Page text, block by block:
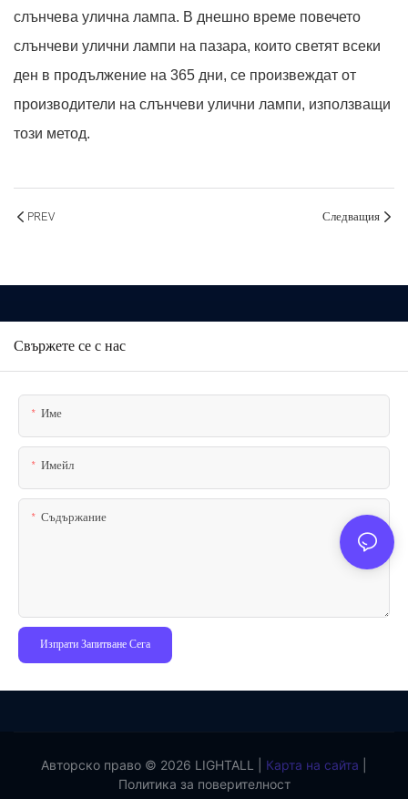
слънчева улична лампа. В днешно време повечето
слънчеви улични лампи на пазара, които светят всеки
ден в продължение на 365 дни, се произвеждат от
производители на слънчеви улични лампи, използващи
този метод.
PREV Следващия
Свържете се с нас
Име
Имейл
Съдържание
Изпрати Запитване Сега
Авторско право © 2026 LIGHTALL | Карта на сайта
Политика за поверителност